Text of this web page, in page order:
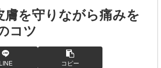
を守りながら痛みを
コツ
LINE コピー